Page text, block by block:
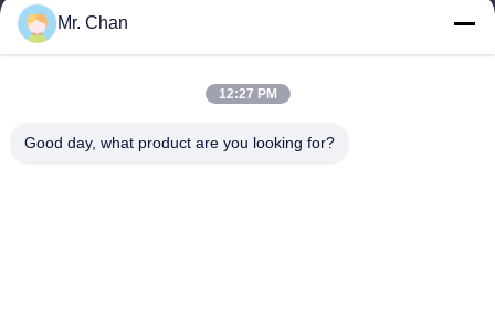
Il nostro indirizzo
ventottesimo, Jiuan Rd, zona industriale di Jiuli, Shangwang.
Mr. Chan
12:27 PM
Good day, what product are you looking for?